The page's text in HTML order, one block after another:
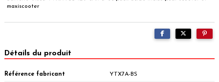
maxiscooter
Détails du produit
Référence fabricant YTX7A-BS